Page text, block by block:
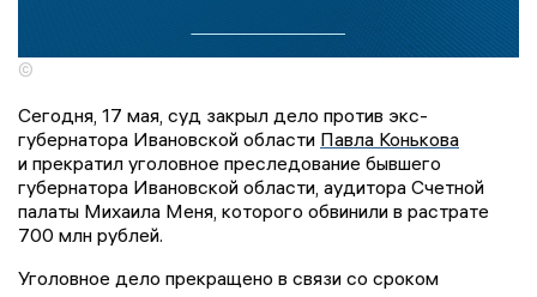
©
Сегодня, 17 мая, суд закрыл дело против экс-
губернатора Ивановской области Павла Конькова
и прекратил уголовное преследование бывшего
губернатора Ивановской области, аудитора Счетной
палаты Михаила Меня, которого обвинили в растрате
700 млн рублей.
Уголовное дело прекращено в связи со сроком